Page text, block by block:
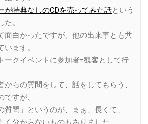
が特典なしのCDを売ってみた話という
。
面白かったですが、他の出来事とも共
ます。
ークイベントに参加者=観客として行
からの質問をして、話をしてもらう、
ですが、
質問」というのが、まぁ、長くて、
く分からないものもありました。